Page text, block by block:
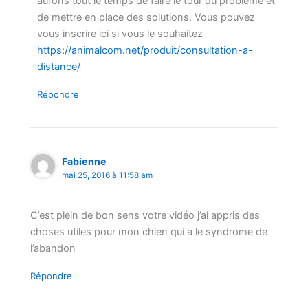
de mettre en place des solutions. Vous pouvez
vous inscrire ici si vous le souhaitez
https://animalcom.net/produit/consultation-a-
distance/
Répondre
Fabienne
mai 25, 2016 à 11:58 am
C’est plein de bon sens votre vidéo j’ai appris des
choses utiles pour mon chien qui a le syndrome de
l’abandon
Répondre